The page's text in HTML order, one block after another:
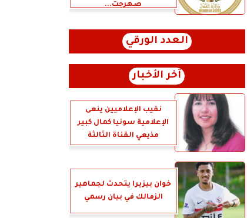
صهرجت...
العدد الورقي
آخر الأخبار
نقيب الإعلاميين ينعى
الإعلامية سونيا كمال كبير
مذيعي القناة الثالثة
خوان بيزيرا يتحدث لجماهير
الزمالك في بيان رسمي